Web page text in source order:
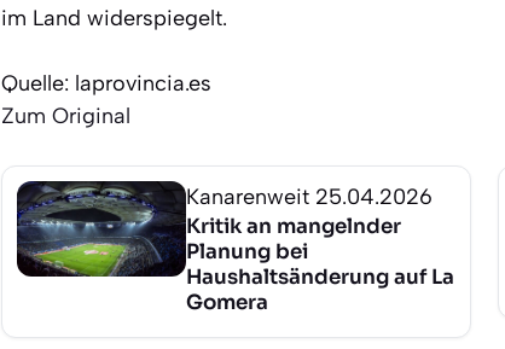
im Land widerspiegelt.
Quelle: laprovincia.es
Zum Original
Kanarenweit 25.04.2026
Kritik an mangelnder
Planung bei
Haushaltsänderung auf La
Gomera